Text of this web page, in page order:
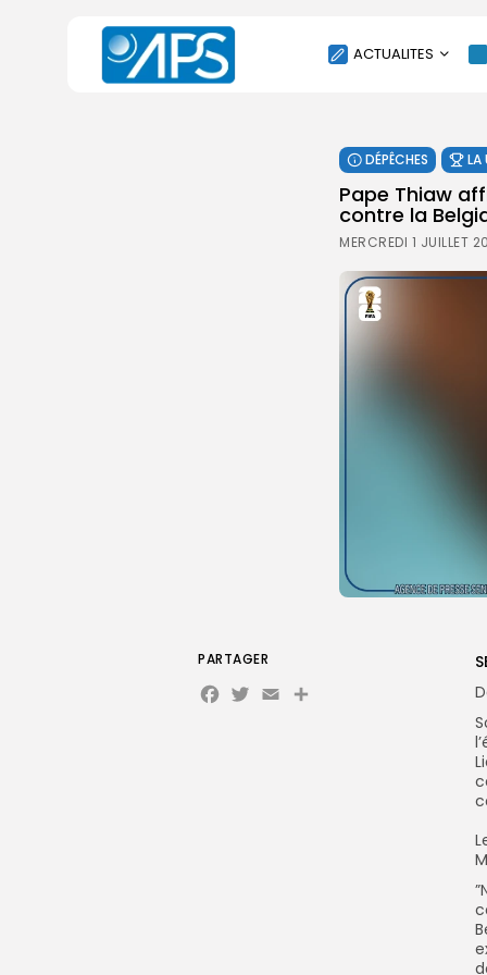
ACTUALITES
SOCIÉTÉ
ÉCONOMIE
CULTURE
ENVIRONNEMENT
DÉPÊCHES LA
Pape Thiaw
contre la
MERCREDI 1 JUILLET
PARTAGER
Facebook
Twitter
EmailPartager